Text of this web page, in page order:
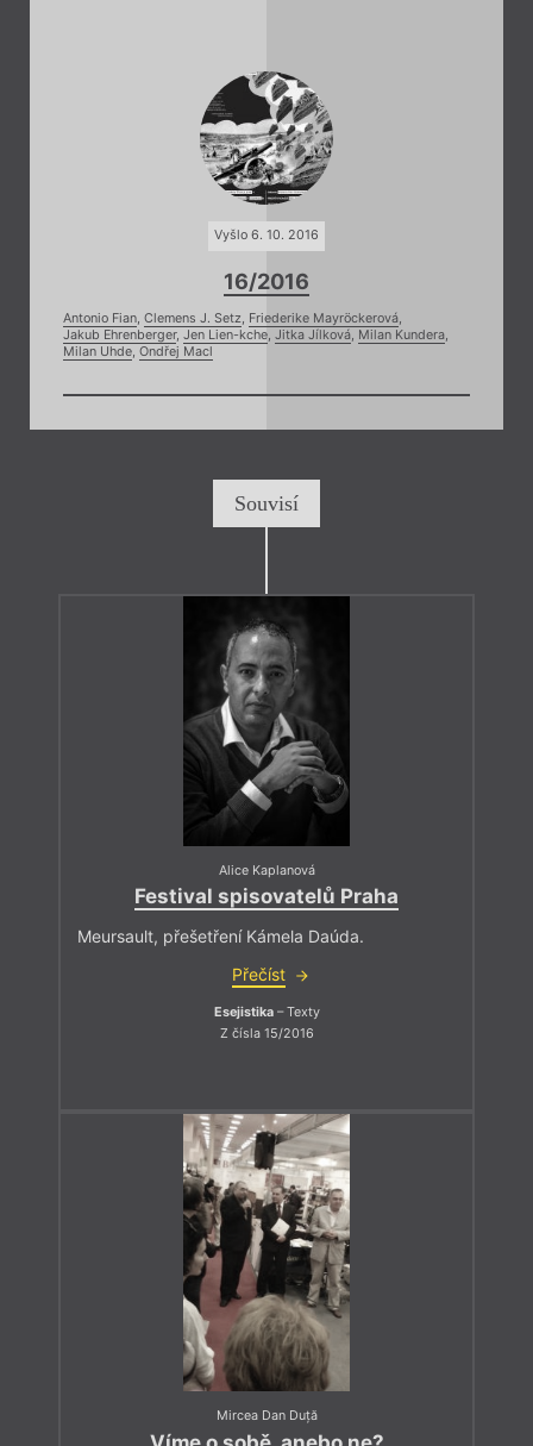
Vyšlo 6. 10. 2016
16/2016
Antonio Fian, Clemens J. Setz, Friederike Mayröckerová,
Jakub Ehrenberger, Jen Lien-kche, Jitka Jílková, Milan Kundera,
Milan Uhde, Ondřej Macl
Souvisí
Alice Kaplanová
Festival spisovatelů Praha
Meursault, přešetření Kámela Daúda.
Přečíst
Esejistika– Texty
Z čísla 15/2016
Mircea Dan Duță